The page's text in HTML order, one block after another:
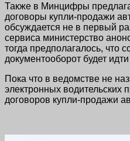
Также в Минцифры
договоры купли-продажи
обсуждается не в первый
сервиса министерство
тогда предполагалось, что
документооборот будет
Пока что в ведомстве не
электронных водительских
договоров купли-продажи